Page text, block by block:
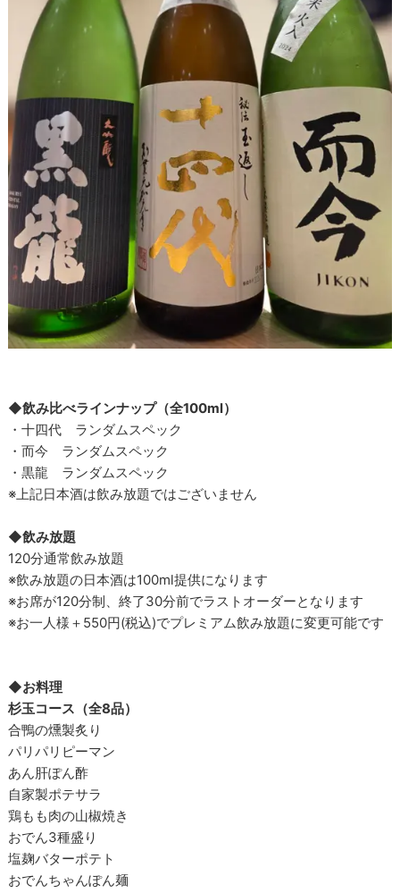
◆飲み比べラインナップ（全100ml）
・十四代 ランダムスペック
・而今 ランダムスペック
・黒龍 ランダムスペック
※上記日本酒は飲み放題ではございません
◆飲み放題
120分通常飲み放題
※飲み放題の日本酒は100ml提供になります
※お席が120分制、終了30分前でラストオーダーとなります
※お一人様＋550円(税込)でプレミアム飲み放題に変更可能です
◆お料理
杉玉コース（全8品）
合鴨の燻製炙り
パリパリピーマン
あん肝ぽん酢
自家製ポテサラ
鶏もも肉の山椒焼き
おでん3種盛り
塩麹バターポテト
おでんちゃんぽん麺